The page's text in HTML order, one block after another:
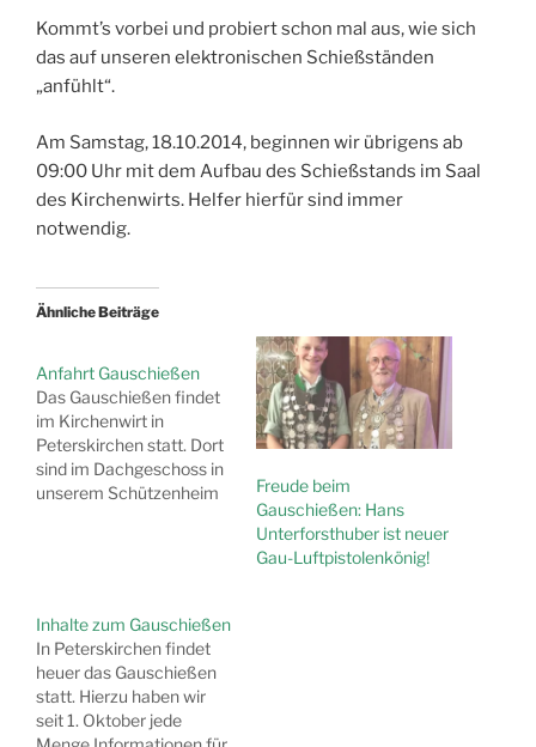
Kommt’s vorbei und probiert schon mal aus, wie sich
das auf unseren elektronischen Schießständen
„anfühlt“.
Am Samstag, 18.10.2014, beginnen wir übrigens ab
09:00 Uhr mit dem Aufbau des Schießstands im Saal
des Kirchenwirts. Helfer hierfür sind immer
notwendig.
Ähnliche Beiträge
Anfahrt Gauschießen
Das Gauschießen findet
im Kirchenwirt in
Peterskirchen statt. Dort
sind im Dachgeschoss in
unserem Schützenheim
Kirchenwirt befindet sich
direkt am Dorfplatz in
Peterskirchen. Im Umfeld
des Kirchenwirts stehen
ausreichend Parkplätze
Freude beim
Gauschießen: Hans
Unterforsthuber ist neuer
Gau-Luftpistolenkönig!
Inhalte zum Gauschießen
In Peterskirchen findet
heuer das Gauschießen
statt. Hierzu haben wir
seit 1. Oktober jede